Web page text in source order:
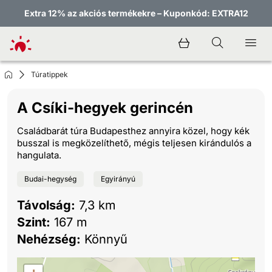
Extra 12% az akciós termékekre – Kuponkód: EXTRA12
Túratippek
A Csíki-hegyek gerincén
Családbarát túra Budapesthez annyira közel, hogy kék
busszal is megközelíthető, mégis teljesen kirándulós a
hangulata.
Budai-hegység Egyirányú
Távolság: 7,3 km
Szint: 167 m
Nehézség: Könnyű